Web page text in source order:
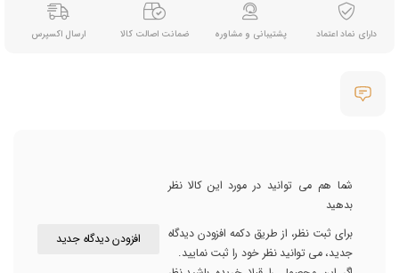
دارای نماد اعتماد پشتیبانی و مشاوره ضمانت اصالت کالا ارسال اکسپرس
شما هم می توانید در مورد این کالا نظر
بدهید
برای ثبت نظر، از طریق دکمه افزودن دیدگاه
جدید، می توانید نظر خود را ثبت نمایید.
افزودن دیدگاه جدید